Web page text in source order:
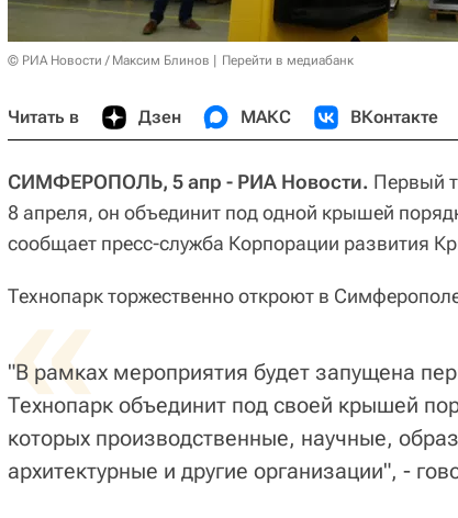
© РИА Новости / Максим Блинов Перейти в медиабанк
Читать в Дзен МАКС ВКонтакте
СИМФЕРОПОЛЬ, 5 апр - РИА Новости. Первый
8 апреля, он объединит под одной крышей
сообщает пресс-служба Корпорации развития
Технопарк торжественно откроют в
«
"В рамках мероприятия будет запущена
Технопарк объединит под своей крышей
которых производственные, научные,
архитектурные и другие организации", -